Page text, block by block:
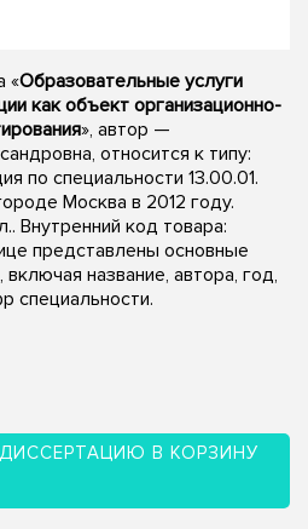
«Образовательные услуги
как объект организационно-
», автор —
относится к типу:
по специальности 13.00.01.
Москва в 2012 году.
Внутренний код товара:
представлены основные
название, автора, год,
специальности.
В КОРЗИНУ